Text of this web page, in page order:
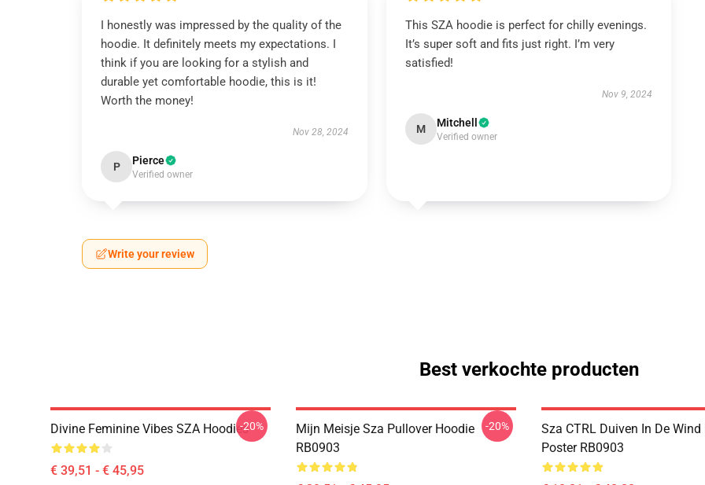
I honestly was impressed by the quality of the
hoodie. It definitely meets my expectations. I
think if you are looking for a stylish and
durable yet comfortable hoodie, this is it!
Worth the money!
Nov 28, 2024
P Pierce
Verified owner
This SZA hoodie is perfect for chilly evenings.
It’s super soft and fits just right. I’m very
satisfied!
Nov 9, 2024
M Mitchell
Verified owner
Write your review
Best verkochte producten
Divine Feminine Vibes SZA Hoodies
€ 39,51 - € 45,95
-20%
Mijn Meisje Sza Pullover Hoodie
RB0903
-20%
Sza CTRL Duiven In De Wind
Poster RB0903